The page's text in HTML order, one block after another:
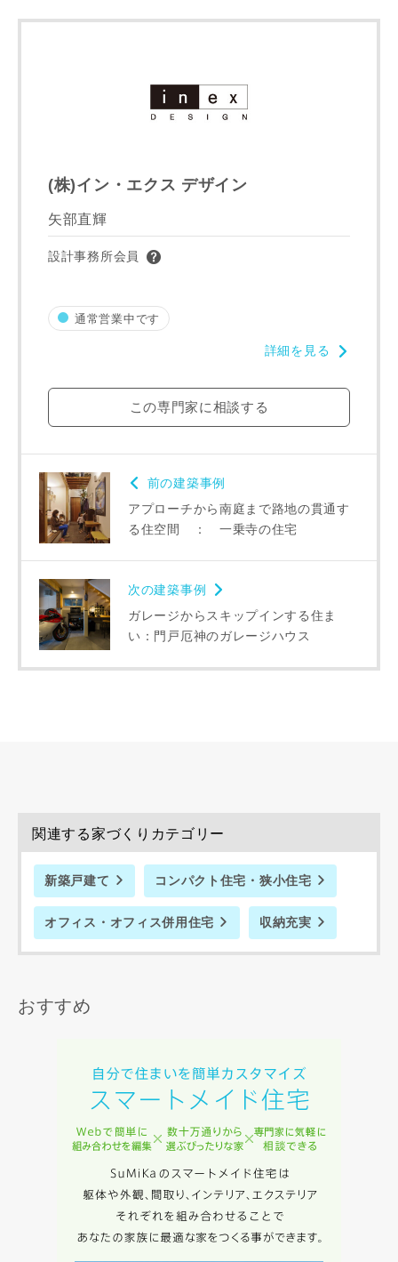
(株)イン・エクス デザイン
矢部直輝
設計事務所会員
通常営業中です
詳細を見る
この専門家に相談する
前の建築事例
アプローチから南庭まで路地の貫通す
る住空間 ： 一乗寺の住宅
次の建築事例
ガレージからスキップインする住ま
い：門戸厄神のガレージハウス
関連する家づくりカテゴリー
新築戸建て コンパクト住宅・狭小住宅
オフィス・オフィス併用住宅 収納充実
おすすめ